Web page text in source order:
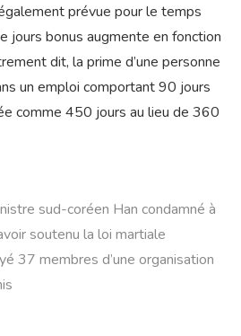
prévue pour le temps
jours bonus augmente en fonction
dit, la prime d’une personne
un emploi comportant 90 jours
comme 450 jours au lieu de 360
sud-coréen Han condamné à
soutenu la loi martiale
37 membres d’une organisation